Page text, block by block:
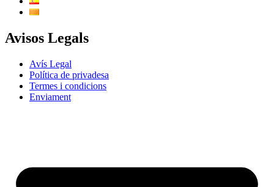
Avisos Legals
Avís Legal
Política de privadesa
Termes i condicions
Enviament